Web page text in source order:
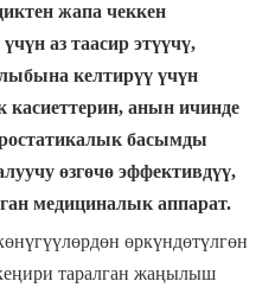
жапа чеккен
аз таасир этүүчү,
келтирүү үчүн
касиеттерин, анын ичинде
басымды
өзгөчө эффективдүү,
медициналык аппарат.
өркүндөтүлгөн
таралган жаңылыш